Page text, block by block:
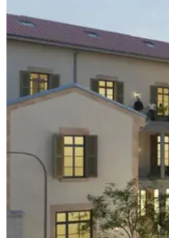
Mon espace locataire
Mon espace
Mon espace
fr